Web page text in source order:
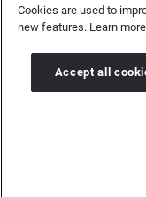
Copyright © 2026
Registergericht:
Cookies are used to
new features. Learn
Accept all